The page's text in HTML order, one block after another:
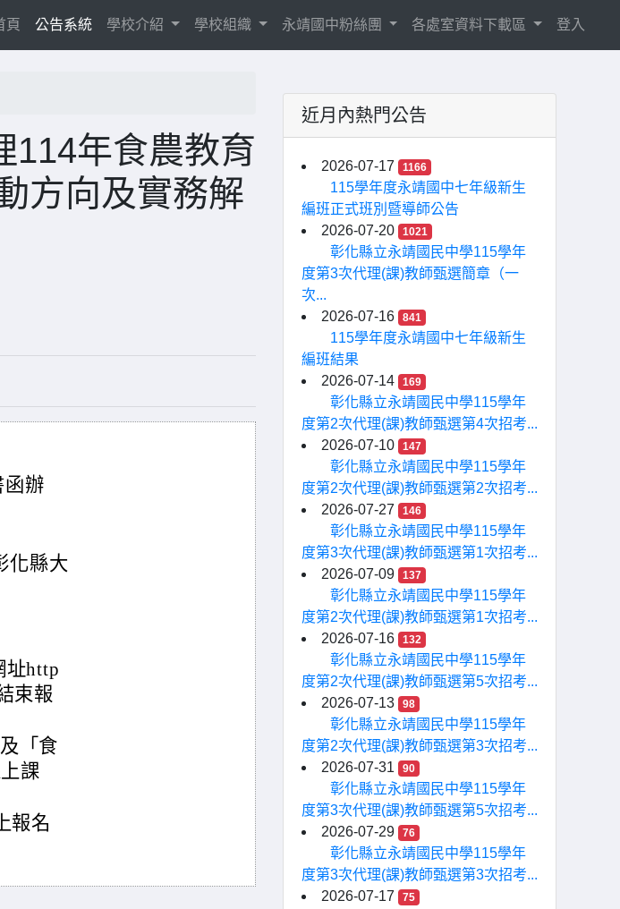
頁 (current)
公告系統 學校介紹 學校組織 永靖國中粉絲團 各處室資料下載區 登入
114年食農教育
方向及實務解
函辦
化縣大
址http
束報
「食
課
報名
近月內熱門公告
2026-07-17 1166
115學年度永靖國中七年級新生
編班正式班別暨導師公告
2026-07-20
1021
彰化縣立永靖國民中學115學年
度第3次代理(課)教師甄選簡章（一
次...
2026-07-16
841
115學年度永靖國中七年級新生
編班結果
2026-07-14
169
彰化縣立永靖國民中學115學年
度第2次代理(課)教師甄選第4次招考...
2026-07-10
147
彰化縣立永靖國民中學115學年
度第2次代理(課)教師甄選第2次招考...
2026-07-27
146
彰化縣立永靖國民中學115學年
度第3次代理(課)教師甄選第1次招考...
2026-07-09
137
彰化縣立永靖國民中學115學年
度第2次代理(課)教師甄選第1次招考...
2026-07-16
132
彰化縣立永靖國民中學115學年
度第2次代理(課)教師甄選第5次招考...
2026-07-13
98
彰化縣立永靖國民中學115學年
度第2次代理(課)教師甄選第3次招考...
2026-07-31
90
彰化縣立永靖國民中學115學年
度第3次代理(課)教師甄選第5次招考...
2026-07-29
76
彰化縣立永靖國民中學115學年
度第3次代理(課)教師甄選第3次招考...
2026-07-17
75